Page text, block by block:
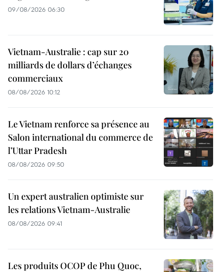
09/08/2026 06:30
Vietnam-Australie : cap sur 20
milliards de dollars d’échanges
commerciaux
08/08/2026 10:12
Le Vietnam renforce sa présence au
Salon international du commerce de
l’Uttar Pradesh
08/08/2026 09:50
Un expert australien optimiste sur
les relations Vietnam-Australie
08/08/2026 09:41
Les produits OCOP de Phu Quoc,